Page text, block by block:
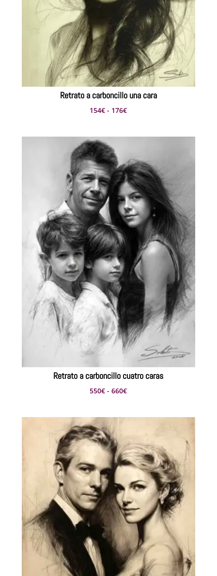
Retrato a carboncillo una cara
154€ - 176€Rango
precios:
154€
hasta
176€
Retrato a carboncillo cuatro caras
550€ - 660€Rango
precios:
550€
hasta
660€